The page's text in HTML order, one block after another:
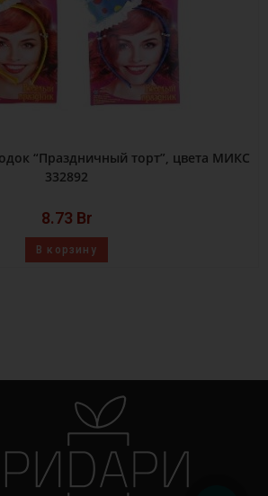
“Праздничный торт”, цвета МИКС
332892
8.73 Br
В корзину